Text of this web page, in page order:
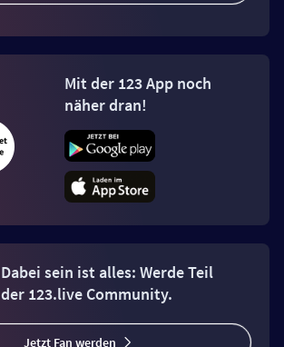
Mit der 123 App noch
näher dran!
Dabei sein ist alles: Werde Teil
der 123.live Community.
Jetzt Fan werden